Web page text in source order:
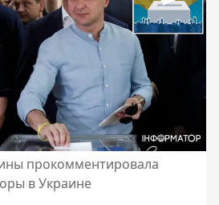
прокомментировала
в Украине